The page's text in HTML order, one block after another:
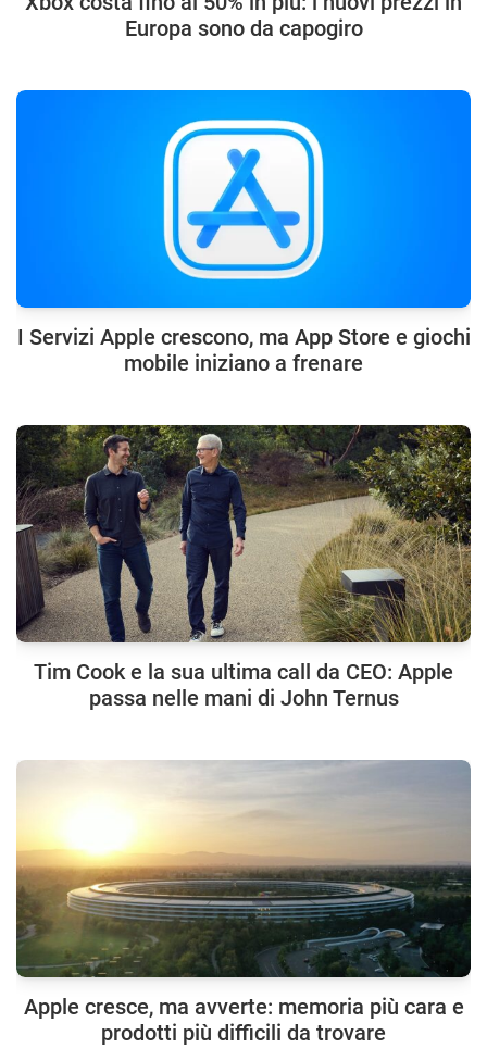
Europa sono da capogiro
I Servizi Apple crescono, ma App Store e giochi
mobile iniziano a frenare
Tim Cook e la sua ultima call da CEO: Apple
passa nelle mani di John Ternus
Apple cresce, ma avverte: memoria più cara e
prodotti più difficili da trovare